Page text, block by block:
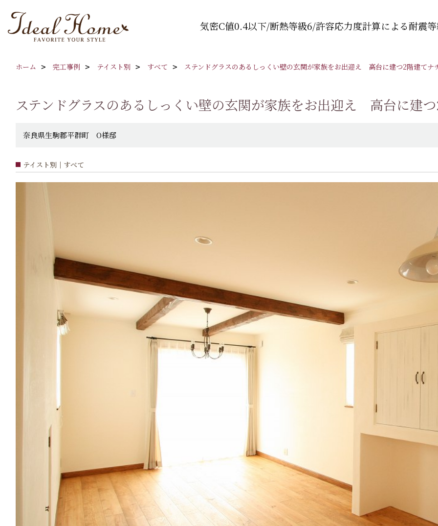
気密C値0.4以下/断熱等級6/許容応力度計算による耐震
ホーム 完工事例 テイスト別 すべて ステンドグラスのあるしっくい壁の玄関が家族をお出迎え 高台に建つ2階建てナ
ステンドグラスのあるしっくい壁の玄関が家族をお出迎え 高台に建
奈良県生駒郡平群町 O様邸
テイスト別｜すべて